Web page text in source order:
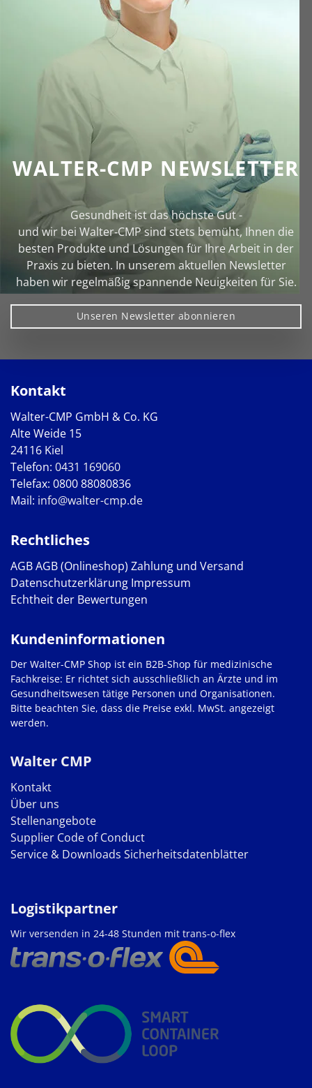
WALTER-CMP NEWSLETTER
Gesundheit ist das höchste Gut -
und wir bei Walter‑CMP sind stets bemüht, Ihnen die
besten Produkte und Lösungen für Ihre Arbeit in der
Praxis zu bieten. In unserem aktuellen Newsletter
haben wir regelmäßig spannende Neuigkeiten für Sie.
Unseren Newsletter abonnieren
Kontakt
Walter-CMP GmbH & Co. KG
Alte Weide 15
24116 Kiel
Telefon: 0431 169060
Telefax: 0800 88080836
Mail: info@walter-cmp.de
Rechtliches
AGBAGB (Onlineshop) Zahlung und Versand
Datenschutzerklärung Impressum
Echtheit der Bewertungen
Walter CMP
Kontakt
Über uns
Stellenangebote
Supplier Code of Conduct
Service & Downloads Sicherheitsdatenblätter
Kundeninformationen
Der Walter-CMP Shop ist ein B2B-Shop für medizinische
Fachkreise: Er richtet sich ausschließlich an Ärzte und im
Gesundheitswesen tätige Personen und Organisationen.
Bitte beachten Sie, dass die Preise exkl. MwSt. angezeigt
werden.
Logistikpartner
Wir versenden in 24-48 Stunden mit trans-o-flex